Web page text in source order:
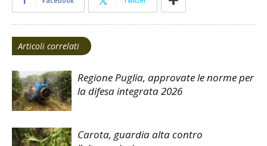
Articoli correlati
Regione Puglia, approvate le norme per
la difesa integrata 2026
Carota, guardia alta contro